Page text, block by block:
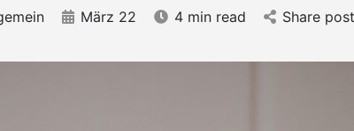
März 22 4 min read Share post